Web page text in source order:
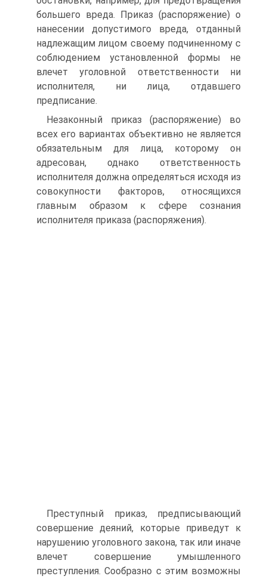
большего вреда. Приказ (распоряжение) о
нанесении допустимого вреда, отданный
надлежащим лицом своему подчиненному с
соблюдением установленной формы не
влечет уголовной ответственности ни
исполнителя, ни лица, отдавшего
предписание.
Незаконный приказ (распоряжение) во
всех его вариантах объективно не является
обязательным для лица, которому он
адресован, однако ответственность
исполнителя должна определяться исходя из
совокупности факторов, относящихся
главным образом к сфере сознания
исполнителя приказа (распоряжения).
Преступный приказ, предписывающий
совершение деяний, которые приведут к
нарушению уголовного закона, так или иначе
влечет совершение умышленного
преступления. Сообразно с этим возможны